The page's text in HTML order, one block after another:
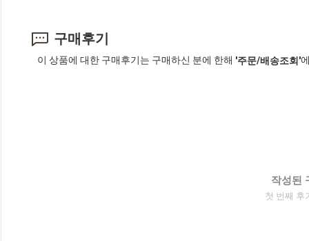
구매후기
이 상품에 대한 구매후기는 구매하신 분에 한해 '주문/배송조회'
작성된
첫 번째 후